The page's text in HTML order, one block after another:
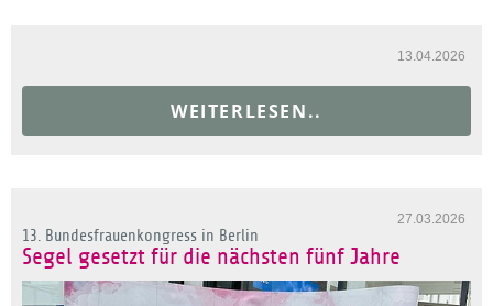
13.04.2026
WEITERLESEN..
27.03.2026
13. Bundesfrauenkongress in Berlin
Segel gesetzt für die nächsten fünf Jahre